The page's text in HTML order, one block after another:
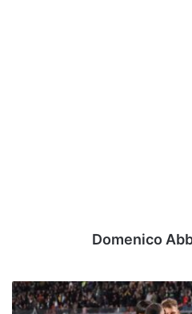
Domenico
Avellino,
il